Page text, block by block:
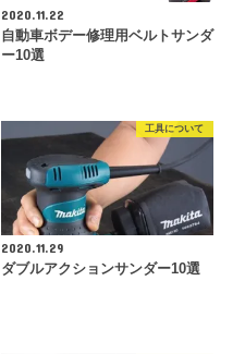
2020.11.22
自動車ボデー修理用ベルトサンダ
ー10選
工具について
2020.11.29
ダブルアクションサンダー10選